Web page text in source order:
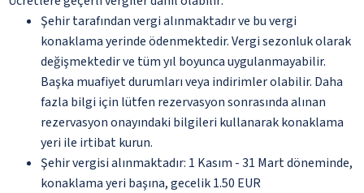
Şehir tarafından vergi alınmaktadır ve bu vergi
konaklama yerinde ödenmektedir. Vergi sezonluk olarak
değişmektedir ve tüm yıl boyunca uygulanmayabilir.
Başka muafiyet durumları veya indirimler olabilir. Daha
fazla bilgi için lütfen rezervasyon sonrasında alınan
rezervasyon onayındaki bilgileri kullanarak konaklama
yeri ile irtibat kurun.
Şehir vergisi alınmaktadır: 1 Kasım - 31 Mart döneminde,
konaklama yeri başına, gecelik 1.50 EUR